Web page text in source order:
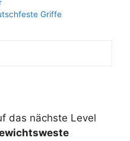
Griffe
das nächste Level